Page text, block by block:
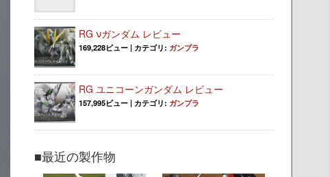
RG νガンダム レビュー
169,228ビュー | カテゴリ: ガンプラ
RG ユニコーンガンダム レビュー
157,995ビュー | カテゴリ: ガンプラ
■最近の製作物